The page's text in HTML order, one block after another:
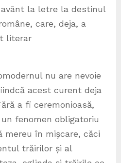
la letre la destinul
care, deja, a
literar
nu are nevoie
acest curent deja
a fi ceremonioasă,
fenomen obligatoriu
în mișcare, căci
trăirilor și al